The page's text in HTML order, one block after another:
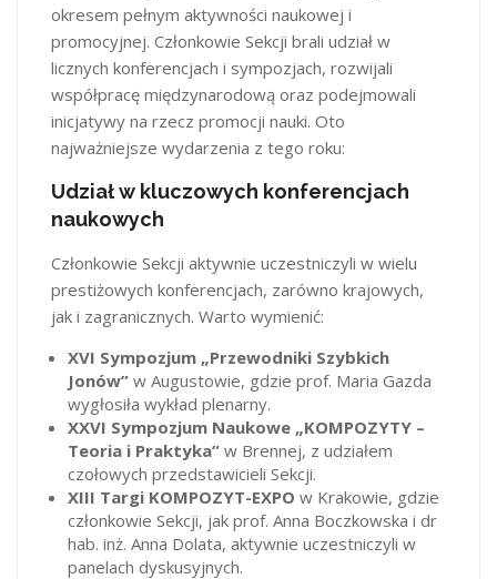
okresem pełnym aktywności naukowej i
promocyjnej. Członkowie Sekcji brali udział w
licznych konferencjach i sympozjach, rozwijali
współpracę międzynarodową oraz podejmowali
inicjatywy na rzecz promocji nauki. Oto
najważniejsze wydarzenia z tego roku:
Udział w kluczowych konferencjach
naukowych
Członkowie Sekcji aktywnie uczestniczyli w wielu
prestiżowych konferencjach, zarówno krajowych,
jak i zagranicznych. Warto wymienić:
XVI Sympozjum „Przewodniki Szybkich
Jonów” w Augustowie, gdzie prof. Maria Gazda
wygłosiła wykład plenarny.
XXVI Sympozjum Naukowe „KOMPOZYTY –
Teoria i Praktyka” w Brennej, z udziałem
czołowych przedstawicieli Sekcji.
XIII Targi KOMPOZYT-EXPO w Krakowie, gdzie
członkowie Sekcji, jak prof. Anna Boczkowska i dr
hab. inż. Anna Dolata, aktywnie uczestniczyli w
panelach dyskusyjnych.